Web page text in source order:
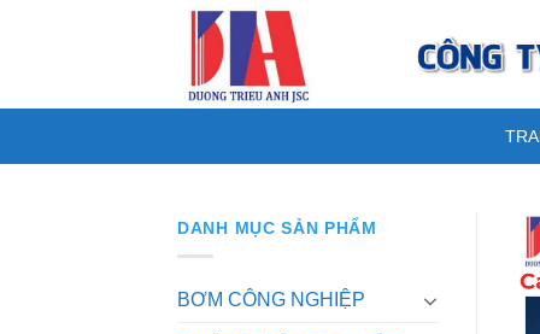
DANH MỤC SẢN PHẨM
BƠM CÔNG NGHIỆP